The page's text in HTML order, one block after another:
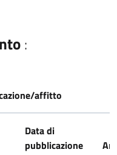
:
affitto
Data di
pubblicazione